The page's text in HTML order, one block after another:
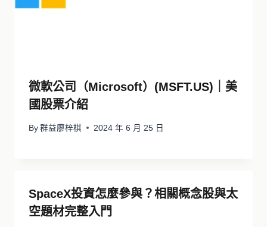
微軟公司（Microsoft）(MSFT.US)｜美
國股票介紹
By 群益廖梓棋 2024 年 6 月 25 日
SpaceX投資怎麼參與？相關概念股與太
空題材完整入門